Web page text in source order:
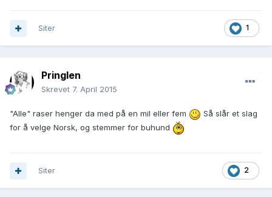
1
Siter
Pringlen
Skrevet 7. April 2015
"Alle" raser henger da med på en mil eller fem
Så slår et slag
for å velge Norsk, og stemmer for buhund
2
Siter